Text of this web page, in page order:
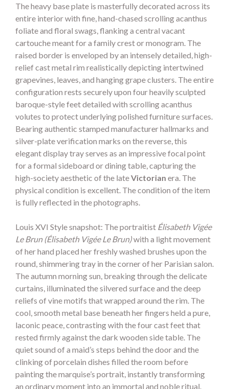
The heavy base plate is masterfully decorated across its
entire interior with fine, hand-chased scrolling acanthus
foliate and floral swags, flanking a central vacant
cartouche meant for a family crest or monogram. The
raised border is enveloped by an intensely detailed, high-
relief cast metal rim realistically depicting intertwined
grapevines, leaves, and hanging grape clusters. The entire
configuration rests securely upon four heavily sculpted
baroque-style feet detailed with scrolling acanthus
volutes to protect underlying polished furniture surfaces.
Bearing authentic stamped manufacturer hallmarks and
silver-plate verification marks on the reverse, this
elegant display tray serves as an impressive focal point
for a formal sideboard or dining table, capturing the
high-society aesthetic of the lateVictorian era. The
physical condition is excellent. The condition of the item
is fully reflected in the photographs.
Louis XVI Style snapshot: The portraitist Élisabeth Vigée
Le Brun (Élisabeth Vigée Le Brun)with a light movement
of her hand placed her freshly washed brushes upon the
round, shimmering tray in the corner of her Parisian salon.
The autumn morning sun, breaking through the delicate
curtains, illuminated the silvered surface and the deep
reliefs of vine motifs that wrapped around the rim. The
cool, smooth metal base beneath her fingers held a pure,
laconic peace, contrasting with the four cast feet that
rested firmly against the dark wooden side table. The
quiet sound of a maid’s steps behind the door and the
clinking of porcelain dishes filled the room before
painting the marquise’s portrait, instantly transforming
an ordinary moment into an immortal and noble ritual.